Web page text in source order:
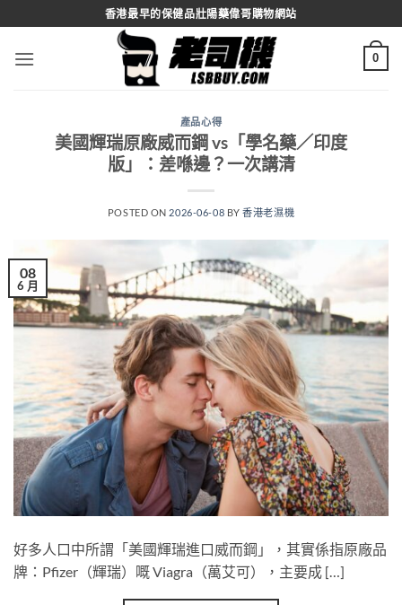
to
content
香港最早的保健品壯陽藥偉哥購物網站
0
產品心得
美國輝瑞原廠威而鋼 vs「學名藥／印度
版」：差喺邊？一次講清
POSTED ON 2026-06-08 BY香港老濕機
08
6 月
好多人口中所謂「美國輝瑞進口威而鋼」，其實係指原廠品
牌：Pfizer（輝瑞）嘅 Viagra（萬艾可），主要成 […]